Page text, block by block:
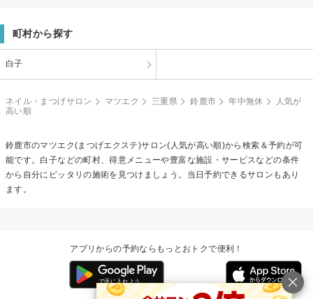
町村から探す
白子
ネイル・まつげサロン マツエク 三重県 鈴鹿市 年中無休
人気が
高い順
鈴鹿市のマツエク(まつげエクステ)サロン(人気が高い順)から検索＆予約が可
能です。白子などの町村、得意メニューや豊富な施設・サービスなどの条件
から自分にピッタリの施術を見つけましょう。当日予約できるサロンもあり
ます。
アプリからの予約ならもっとおトクで便利！